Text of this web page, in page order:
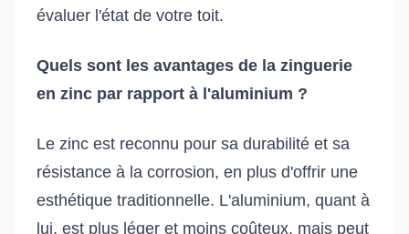
évaluer l'état de votre toit.
Quels sont les avantages de la zinguerie
en zinc par rapport à l'aluminium ?
Le zinc est reconnu pour sa durabilité et sa
résistance à la corrosion, en plus d'offrir une
esthétique traditionnelle. L'aluminium, quant à
lui, est plus léger et moins coûteux, mais peut